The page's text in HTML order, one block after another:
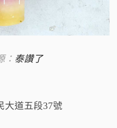
： 泰讚了
大道五段37號